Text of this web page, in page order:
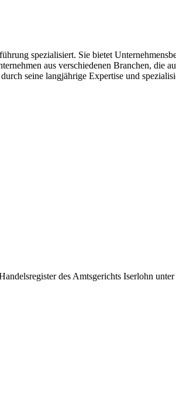
spezialisiert. Sie bietet
aus verschiedenen Branchen, die
seine langjährige Expertise und
des Amtsgerichts Iserlohn